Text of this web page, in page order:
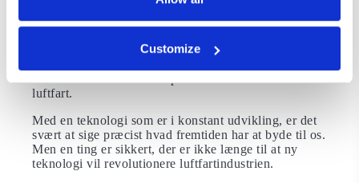
Customize
teknologi vil spore dine bevægelser og give dig
enpersonaliseret oplevelse ombord.
vil revolutionere
luftfart.
Med en teknologi som er i konstant udvikling, er det
svært at sige præcist hvad fremtiden har at byde til os.
Men en ting er sikkert, der er ikke længe til at ny
teknologi vil revolutionere luftfartindustrien.